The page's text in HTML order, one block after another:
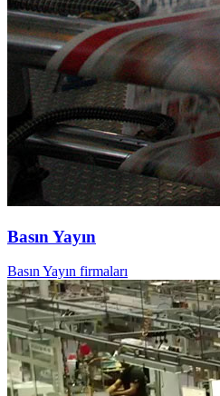
Basın Yayın
Basın Yayın firmaları